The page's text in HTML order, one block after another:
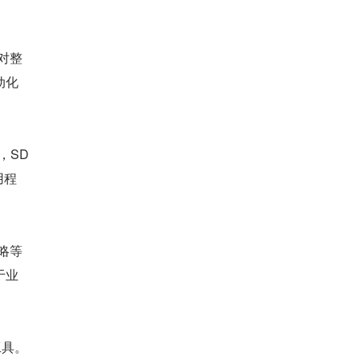
整
化
SD
程
等
业
。